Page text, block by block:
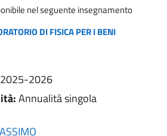
nel seguente insegnamento
DI FISICA PER I BENI
2025-2026
:Annualità singola